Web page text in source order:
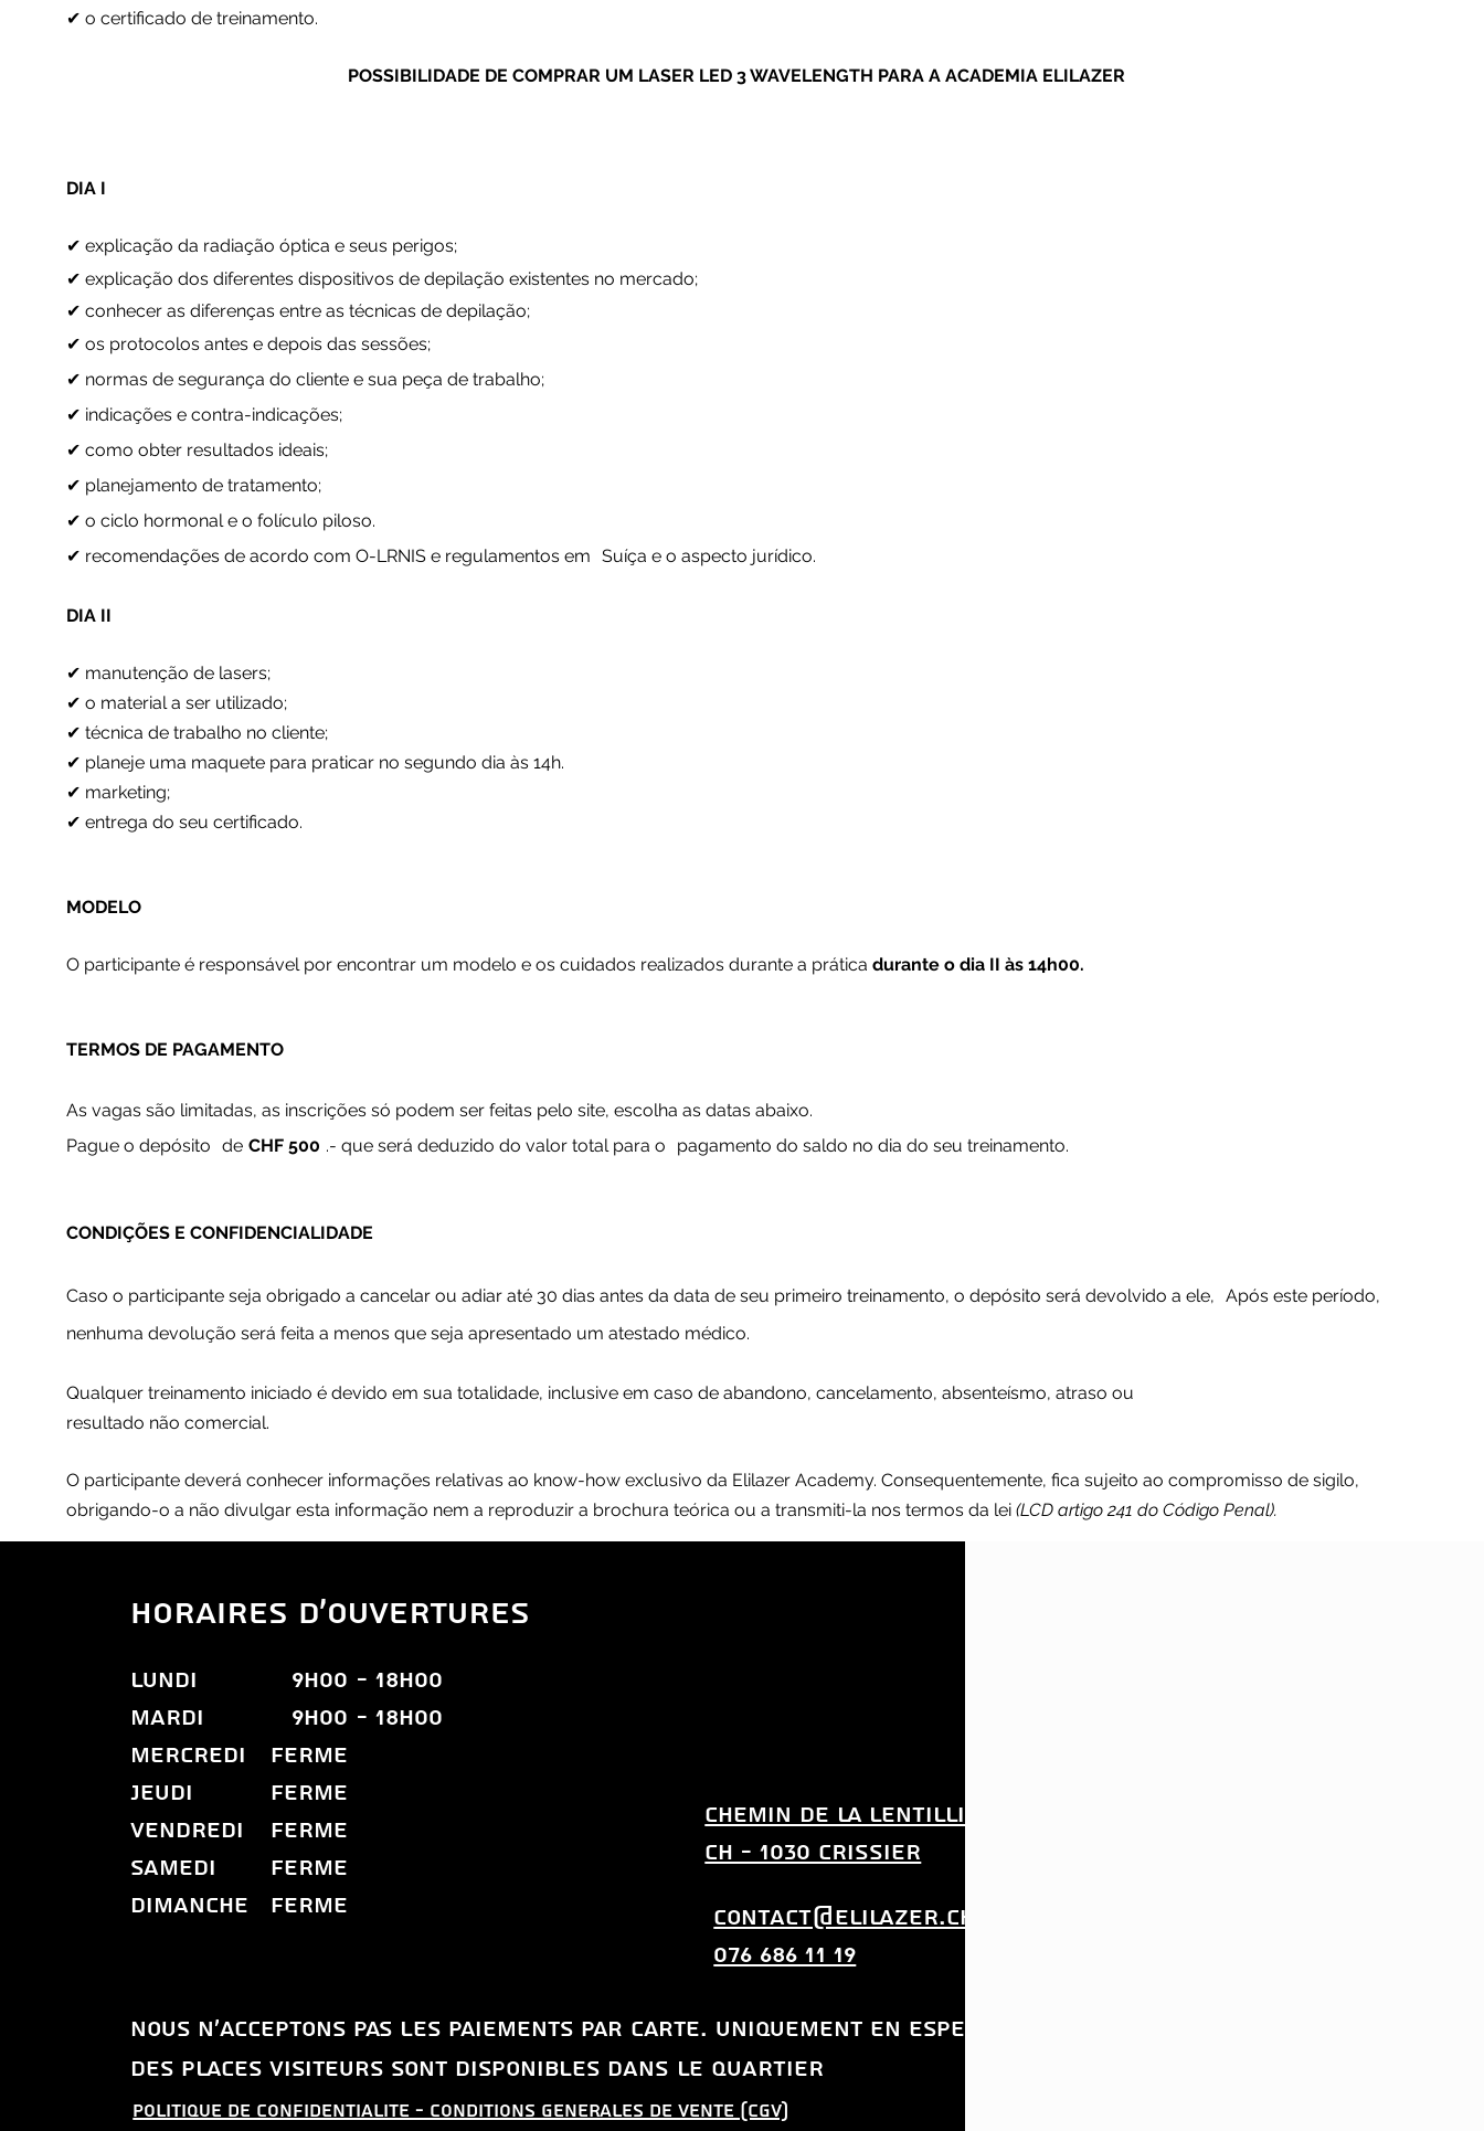
✔ o certificado de treinamento.
POSSIBILIDADE DE COMPRAR UM LASER LED 3 WAVELENGTH PARAA ACADEMIA ELILAZER
DIA I
✔ explicação da radiação óptica e seus perigos;
✔ explicação dos diferentes dispositivos de depilação existentes no mercado;
✔ conhecer as diferenças entre as técnicas de depilação;
✔ os protocolos antes e depois das sessões;
✔ normas de segurança do cliente e sua peça de trabalho;
✔ indicações e contra-indicações;
✔ como obter resultados ideais;
✔ planejamento de tratamento;
✔ o ciclo hormonal e o folículo piloso.
✔ recomendações de acordo com O-LRNIS e regulamentos em Suíça e o aspecto jurídico.
DIA II
✔ manutenção de lasers;
✔ o material a ser utilizado;
✔ técnica de trabalho no cliente;
✔ planeje uma maquete para praticar no segundo dia às 14h.
✔ marketing;
✔ entrega do seu certificado.
MODELO
O participante é responsável por encontrar um modelo e os cuidados realizados durante a prática durante o dia II às 14h00.
TERMOS DE PAGAMENTO
As vagas são limitadas, as inscrições só podem ser feitas pelo site, escolha as datas abaixo.
Pague o depósito de CHF 500 .- que será deduzido do valor total para o pagamento do saldo no dia do seu treinamento.
CONDIÇÕES E CONFIDENCIALIDADE
Caso o participante seja obrigado a cancelar ou adiar até 30 dias antes da data de seu primeiro treinamento, o depósito será devolvido a ele, Após este período,
nenhuma devolução será feita a menos que seja apresentado um atestado médico.
Qualquer treinamento iniciado é devido em sua totalidade, inclusive em caso de abandono, cancelamento, absenteísmo, atraso ou
resultado não comercial.
O participante deverá conhecer informações relativas ao know-how exclusivo da Elilazer Academy. Consequentemente, fica sujeito ao compromisso de sigilo,
obrigando-o a não divulgar esta informação nem a reproduzir a brochura teórica ou a transmiti-la nos termos da lei (LCD artigo 241 do Código Penal).
HORAIRES D'OUVERTURES
LUNDI
MARDI
MERCREDI
JEUDI
VENDREDI
SAMEDI
DIMANCHE
9h00
9H00
FERME
FERME
FERME
FERME
FERME
- 18H00
- 18H00
CHEMIN DE LA LENTILLIERES 13
CH - 1030 CRISSIER
CONTACT@ELILAZER.CH
076 686 11 19
Nous n'acceptons pas les paiements par carte. uniquement en espece
Des places visiteurs sont disponibles DANS LE QUARTIER
Politique de confidentialitE - Conditions gEnErales de vente (CGV)